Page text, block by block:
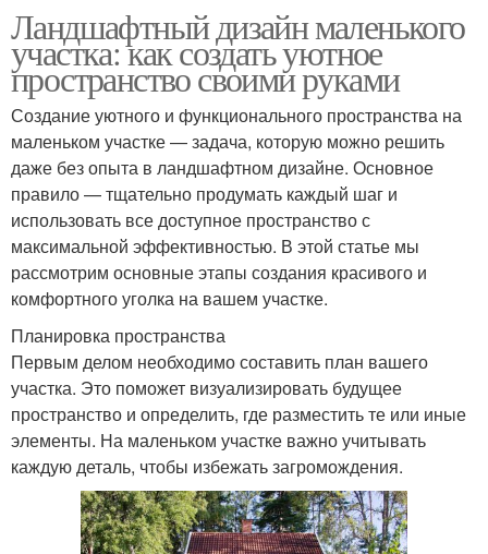
Ландшафтный дизайн маленького
участка: как создать уютное
пространство своими руками
Создание уютного и функционального пространства на
маленьком участке — задача, которую можно решить
даже без опыта в ландшафтном дизайне. Основное
правило — тщательно продумать каждый шаг и
использовать все доступное пространство с
максимальной эффективностью. В этой статье мы
рассмотрим основные этапы создания красивого и
комфортного уголка на вашем участке.
Планировка пространства
Первым делом необходимо составить план вашего
участка. Это поможет визуализировать будущее
пространство и определить, где разместить те или иные
элементы. На маленьком участке важно учитывать
каждую деталь, чтобы избежать загромождения.